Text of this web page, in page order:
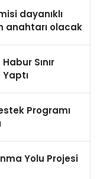
dayanıklı
anahtarı olacak
Sınır
Yaptı
Programı
Yolu Projesi